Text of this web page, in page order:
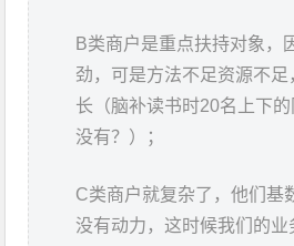
B类商户是重点扶持对象，
劲，可是方法不足资源不
长（脑补读书时20名上下
没有？）；
C类商户就复杂了，他们基
没有动力，这时候我们的